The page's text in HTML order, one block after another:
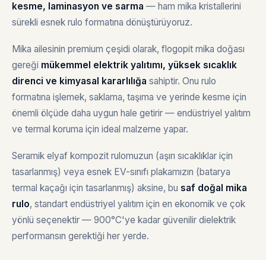
kesme, laminasyon ve sarma — ham mika kristallerini
sürekli esnek rulo formatına dönüştürüyoruz.
Mika ailesinin premium çeşidi olarak, flogopit mika doğası
gereği mükemmel elektrik yalıtımı, yüksek sıcaklık
direnci ve kimyasal kararlılığa sahiptir. Onu rulo
formatına işlemek, saklama, taşıma ve yerinde kesme için
önemli ölçüde daha uygun hale getirir — endüstriyel yalıtım
ve termal koruma için ideal malzeme yapar.
Seramik elyaf kompozit rulomuzun (aşırı sıcaklıklar için
tasarlanmış) veya esnek EV-sınıfı plakamızın (batarya
termal kaçağı için tasarlanmış) aksine, bu saf doğal mika
rulo, standart endüstriyel yalıtım için en ekonomik ve çok
yönlü seçenektir — 900°C'ye kadar güvenilir dielektrik
performansın gerektiği her yerde.